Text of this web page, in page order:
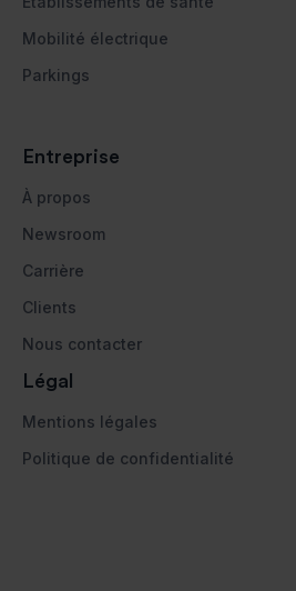
Mobilité électrique
Parkings
Entreprise
À propos
Newsroom
Carrière
Clients
Nous contacter
Légal
Mentions légales
Politique de confidentialité